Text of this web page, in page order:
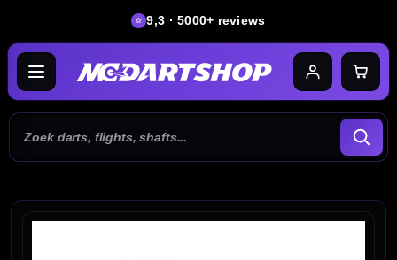
9,3 · 5000+ reviews